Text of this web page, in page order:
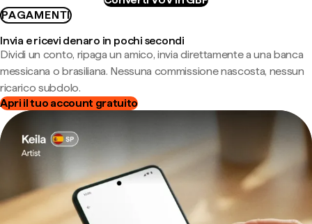
PAGAMENTI
Invia e ricevi denaro in pochi secondi
Dividi un conto, ripaga un amico, invia direttamente a una banca
messicana o brasiliana. Nessuna commissione nascosta, nessun
ricarico subdolo.
Apri il tuo account gratuito